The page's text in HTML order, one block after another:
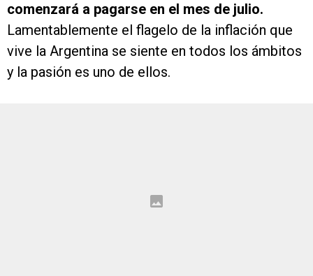
comenzará a pagarse en el mes de julio.
Lamentablemente el flagelo de la inflación que
vive la Argentina se siente en todos los ámbitos
y la pasión es uno de ellos.